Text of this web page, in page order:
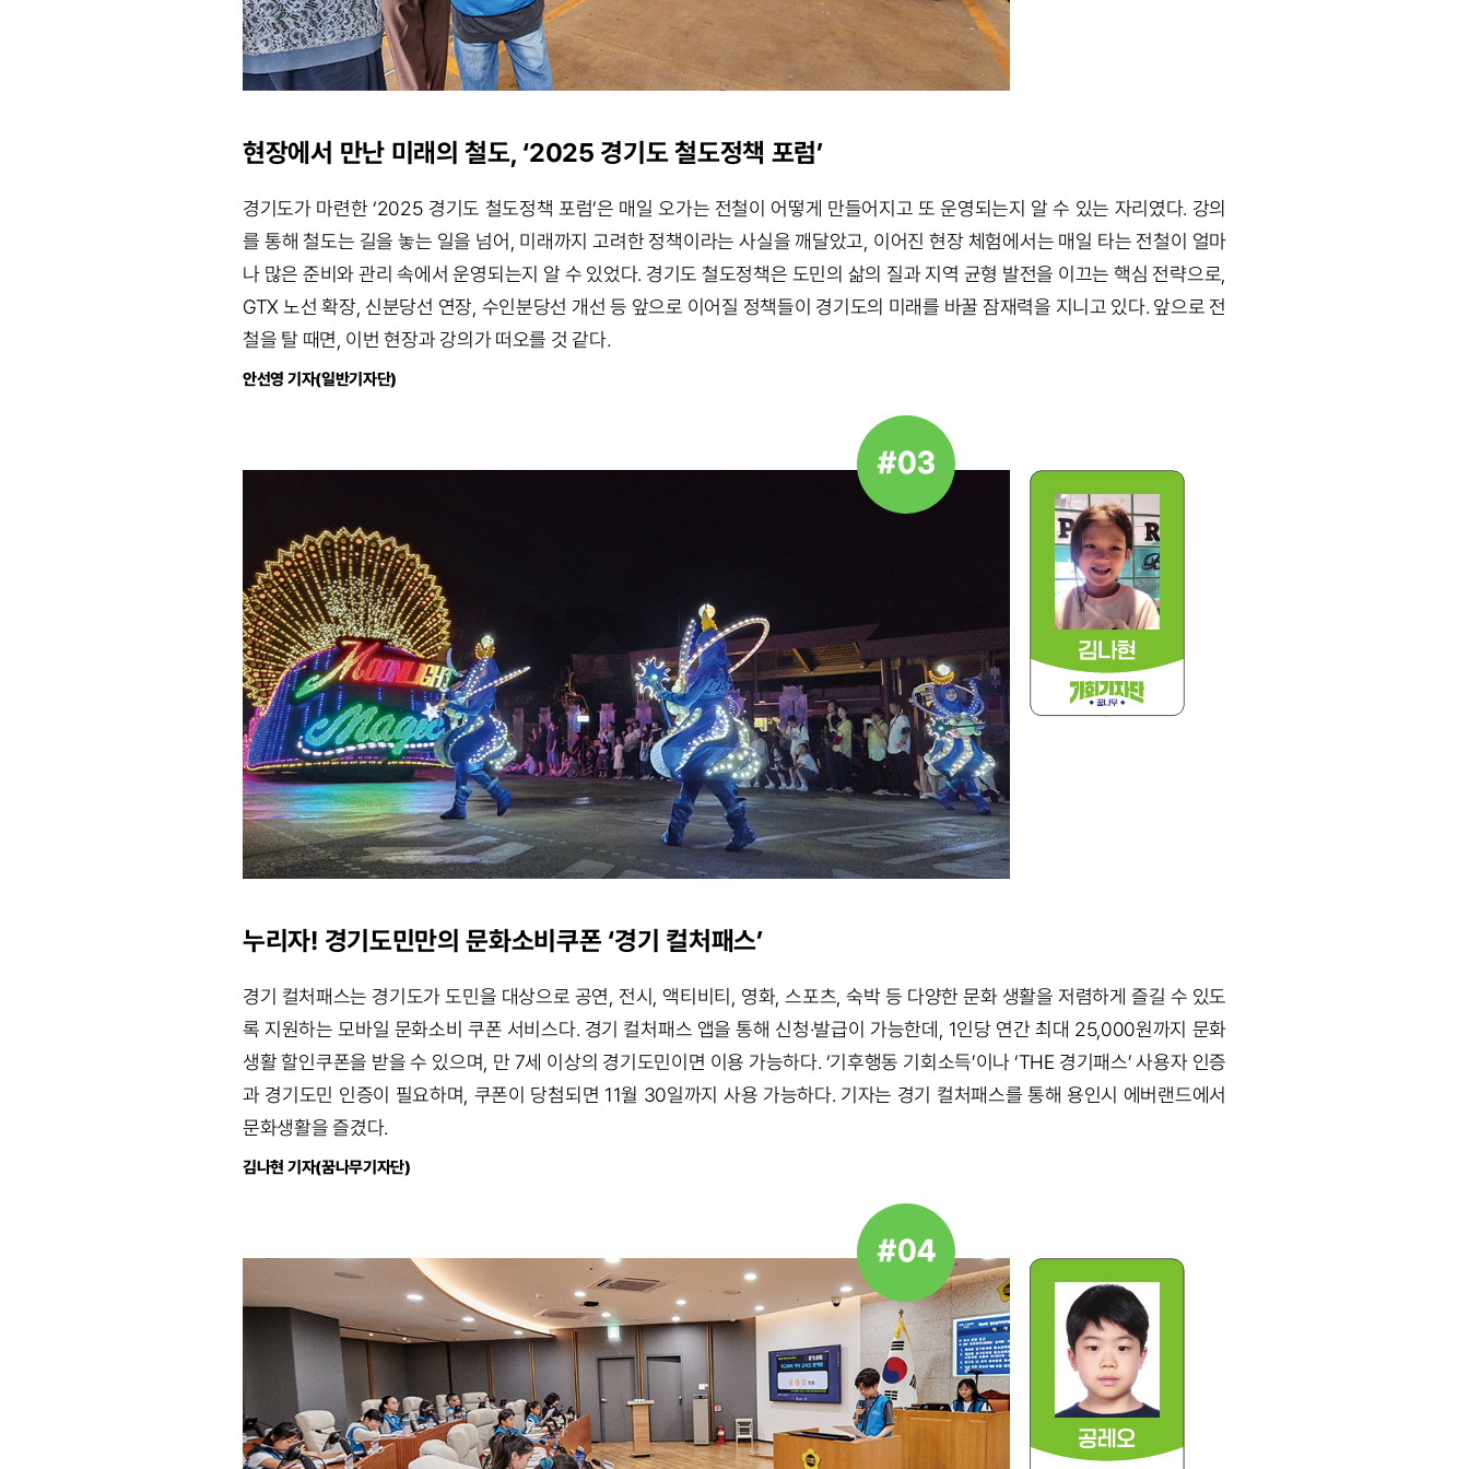
현장에서 만난 미래의 철도, ‘2025 경기도 철도정책 포럼’
경기도가 마련한 ‘2025 경기도 철도정책 포럼’은 매일 오가는 전철이 어떻게 만들어지고 또 운영되는지 알 수 있는 자리였다. 강의
를 통해 철도는 길을 놓는 일을 넘어, 미래까지 고려한 정책이라는 사실을 깨달았고, 이어진 현장 체험에서는 매일 타는 전철이 얼마
나 많은 준비와 관리 속에서 운영되는지 알 수 있었다. 경기도 철도정책은 도민의 삶의 질과 지역 균형 발전을 이끄는 핵심 전략으로,
GTX 노선 확장, 신분당선 연장, 수인분당선 개선 등 앞으로 이어질 정책들이 경기도의 미래를 바꿀 잠재력을 지니고 있다. 앞으로 전
철을 탈 때면, 이번 현장과 강의가 떠오를 것 같다.
안선영 기자(일반기자단)
#03
누리자! 경기도민만의 문화소비쿠폰 ‘경기 컬처패스’
경기 컬처패스는 경기도가 도민을 대상으로 공연, 전시, 액티비티, 영화, 스포츠, 숙박 등 다양한 문화 생활을 저렴하게 즐길 수 있도
록 지원하는 모바일 문화소비 쿠폰 서비스다. 경기 컬처패스 앱을 통해 신청·발급이 가능한데, 1인당 연간 최대 25,000원까지 문화
생활 할인쿠폰을 받을 수 있으며, 만 7세 이상의 경기도민이면 이용 가능하다. ‘기후행동 기회소득’이나 ‘THE 경기패스’ 사용자 인증
과 경기도민 인증이 필요하며, 쿠폰이 당첨되면 11월 30일까지 사용 가능하다. 기자는 경기 컬처패스를 통해 용인시 에버랜드에서
문화생활을 즐겼다.
김나현 기자(꿈나무기자단)
#04